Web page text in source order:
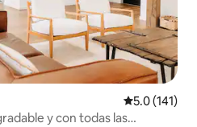
Calificación
5.0 (141)
y con todas las